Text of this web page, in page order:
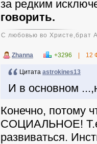
за редким
говорить.
С любовью во Христе,брат
Zhanna +3296 12
Цитата astrokines13
И в основном
Конечно, потому
СОЦИАЛЬНОЕ! Т.е.
развиваться.